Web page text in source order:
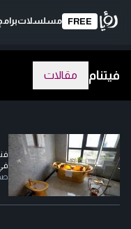
FREE مسلسلات
فيتنام مقالات